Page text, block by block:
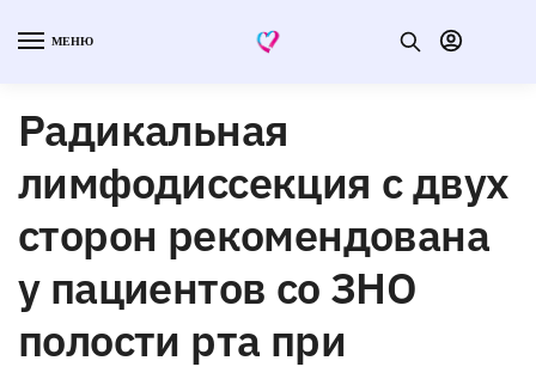
МЕНЮ
Радикальная
лимфодиссекция с двух
сторон рекомендована
у пациентов со ЗНО
полости рта при